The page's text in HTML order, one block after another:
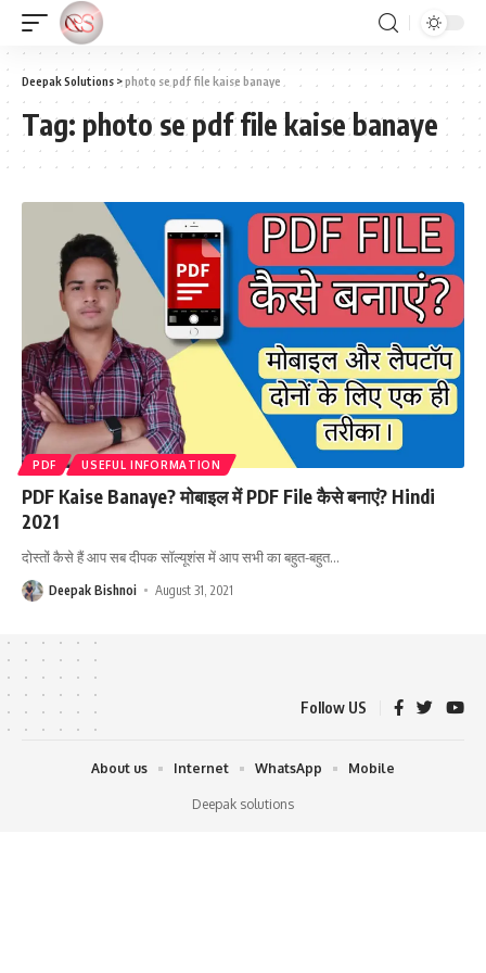
Deepak Solutions >photo se pdf file kaise banaye
Tag: photo se pdf file kaise banaye
PDF USEFUL INFORMATION
PDF Kaise Banaye? मोबाइल में PDF File कैसे बनाएं? Hindi
2021
दोस्तों कैसे हैं आप सब दीपक सॉल्यूशंस में आप सभी का बहुत-बहुत…
Deepak Bishnoi August 31, 2021
Follow US
Deepak solutions
About us Internet WhatsApp Mobile